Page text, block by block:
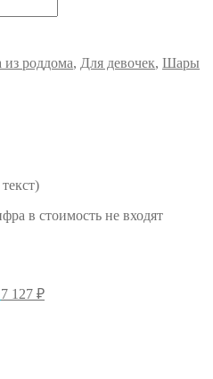
роддома, Для девочек, Шары
в стоимость не входят
Первоначальная
7 127 ₽Текущая